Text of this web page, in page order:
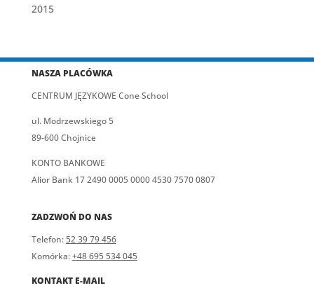
2015
NASZA PLACÓWKA
CENTRUM JĘZYKOWE Cone School
ul. Modrzewskiego 5
89-600 Chojnice
KONTO BANKOWE
Alior Bank 17 2490 0005 0000 4530 7570 0807
ZADZWOŃ DO NAS
Telefon:52 39 79 456
Komórka:+48 695 534 045
KONTAKT E-MAIL